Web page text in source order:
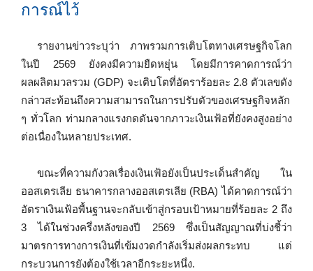
การณ์ไว้
รายงานข่าวระบุว่า ภาพรวมการเติบโตทางเศรษฐกิจโลก
ในปี 2569 ยังคงมีความยืดหยุ่น โดยมีการคาดการณ์ว่า
ผลผลิตมวลรวม (GDP) จะเติบโตที่อัตราร้อยละ 2.8 ตัวเลขดัง
กล่าวสะท้อนถึงความสามารถในการปรับตัวของเศรษฐกิจหลัก
ๆ ทั่วโลก ท่ามกลางแรงกดดันจากภาวะเงินเฟ้อที่ยังคงสูงอย่าง
ต่อเนื่องในหลายประเทศ.
ขณะที่ความกังวลเรื่องเงินเฟ้อยังเป็นประเด็นสำคัญ ใน
ออสเตรเลีย ธนาคารกลางออสเตรเลีย (RBA) ได้คาดการณ์ว่า
อัตราเงินเฟ้อพื้นฐานจะกลับเข้าสู่กรอบเป้าหมายที่ร้อยละ 2 ถึง
3 ได้ในช่วงครึ่งหลังของปี 2569 ซึ่งเป็นสัญญาณที่บ่งชี้ว่า
มาตรการทางการเงินที่เข้มงวดกำลังเริ่มส่งผลกระทบ แต่
กระบวนการยังต้องใช้เวลาอีกระยะหนึ่ง.